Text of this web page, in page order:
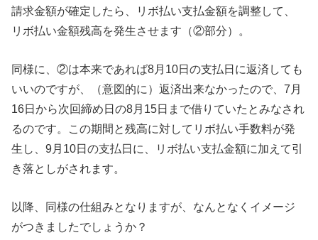
請求金額が確定したら、リボ払い支払金額を調整して、
リボ払い金額残高を発生させます（②部分）。
同様に、②は本来であれば8月10日の支払日に返済しても
いいのですが、（意図的に）返済出来なかったので、7月
16日から次回締め日の8月15日まで借りていたとみなされ
るのです。この期間と残高に対してリボ払い手数料が発
生し、9月10日の支払日に、リボ払い支払金額に加えて引
き落としがされます。
以降、同様の仕組みとなりますが、なんとなくイメージ
がつきましたでしょうか？